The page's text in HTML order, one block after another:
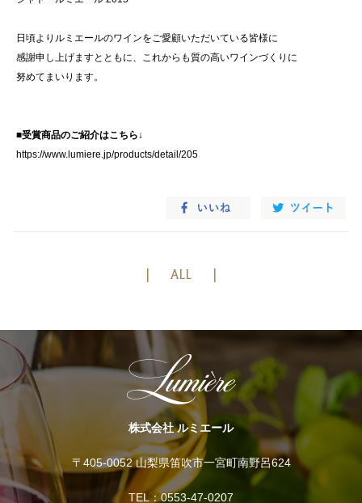
日頃よりルミエールのワインをご愛顧いただいている皆様に
感謝申し上げますとともに、これからも質の高いワインづくりに
努めてまいります。
■受賞商品のご紹介はこちら↓
https://www.lumiere.jp/products/detail/205
ALL
株式会社 ルミエール
〒405-0052 山梨県笛吹市一宮町南野呂624
TEL：0553-47-0207